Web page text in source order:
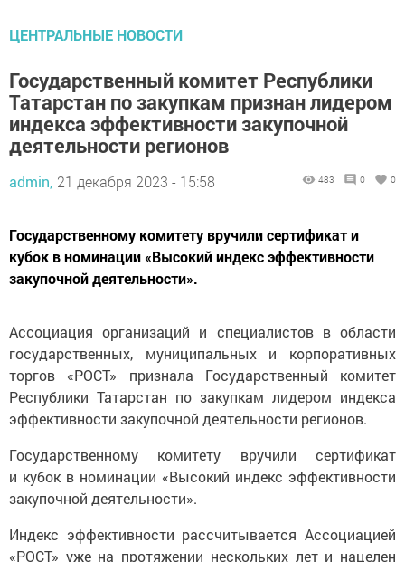
ЦЕНТРАЛЬНЫЕ НОВОСТИ
Государственный комитет Республики
Татарстан по закупкам признан лидером
индекса эффективности закупочной
деятельности регионов
admin, 21 декабря 2023 - 15:58 483 0 0
Государственному комитету вручили сертификат и
кубок в номинации «Высокий индекс эффективности
закупочной деятельности».
Ассоциация организаций и специалистов в области
государственных, муниципальных и корпоративных
торгов «РОСТ» признала Государственный комитет
Республики Татарстан по закупкам лидером индекса
эффективности закупочной деятельности регионов.
Государственному комитету вручили сертификат
и кубок в номинации «Высокий индекс эффективности
закупочной деятельности».
Индекс эффективности рассчитывается Ассоциацией
«РОСТ» уже на протяжении нескольких лет и нацелен